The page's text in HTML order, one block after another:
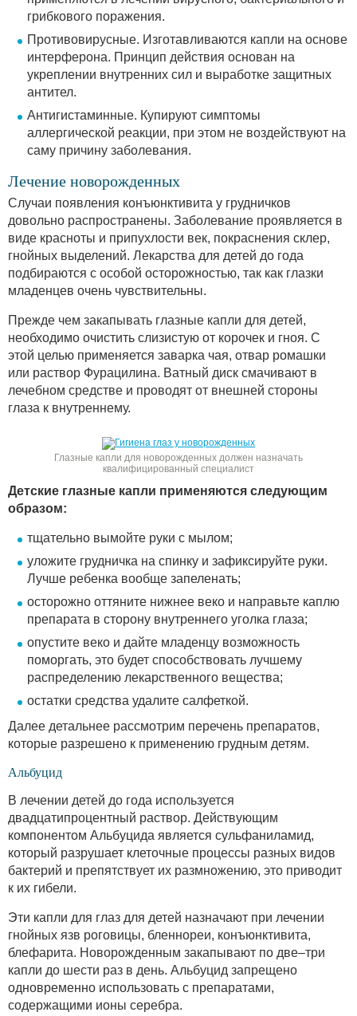
грибкового поражения.
Противовирусные. Изготавливаются капли на основе
интерферона. Принцип действия основан на
укреплении внутренних сил и выработке защитных
антител.
Антигистаминные. Купируют симптомы
аллергической реакции, при этом не воздействуют на
саму причину заболевания.
Лечение новорожденных
Случаи появления конъюнктивита у грудничков
довольно распространены. Заболевание проявляется в
виде красноты и припухлости век, покраснения склер,
гнойных выделений. Лекарства для детей до года
подбираются с особой осторожностью, так как глазки
младенцев очень чувствительны.
Прежде чем закапывать глазные капли для детей,
необходимо очистить слизистую от корочек и гноя. С
этой целью применяется заварка чая, отвар ромашки
или раствор Фурацилина. Ватный диск смачивают в
лечебном средстве и проводят от внешней стороны
глаза к внутреннему.
Глазные капли для новорожденных должен назначать
квалифицированный специалист
Детские глазные капли применяются следующим
образом:
тщательно вымойте руки с мылом;
уложите грудничка на спинку и зафиксируйте руки.
Лучше ребенка вообще запеленать;
осторожно оттяните нижнее веко и направьте каплю
препарата в сторону внутреннего уголка глаза;
опустите веко и дайте младенцу возможность
поморгать, это будет способствовать лучшему
распределению лекарственного вещества;
остатки средства удалите салфеткой.
Далее детальнее рассмотрим перечень препаратов,
которые разрешено к применению грудным детям.
Альбуцид
В лечении детей до года используется
двадцатипроцентный раствор. Действующим
компонентом Альбуцида является сульфаниламид,
который разрушает клеточные процессы разных видов
бактерий и препятствует их размножению, это приводит
к их гибели.
Эти капли для глаз для детей назначают при лечении
гнойных язв роговицы, бленнореи, конъюнктивита,
блефарита. Новорожденным закапывают по две–три
капли до шести раз в день. Альбуцид запрещено
одновременно использовать с препаратами,
содержащими ионы серебра.